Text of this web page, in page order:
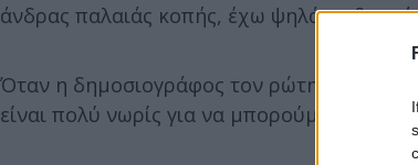
άνδρας παλαιάς κοπής, έχω ψηλά το θεσμό
Όταν η δημοσιογράφος τον ρώτησε αν
είναι πολύ νωρίς για να μπορούμε να